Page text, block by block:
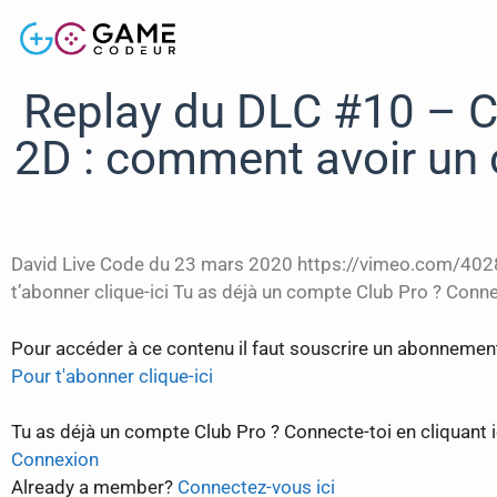
Replay du DLC #10 –
2D : comment avoir
David Live Code du 23 mars 2020 https://vimeo.com/
t’abonner clique-ici Tu as déjà un compte Club Pro ?
Pour accéder à ce contenu il faut souscrire un
Pour t'abonner clique-ici
Tu as déjà un compte Club Pro ? Connecte-toi en cliquant
Connexion
Already a member? Connectez-vous ici